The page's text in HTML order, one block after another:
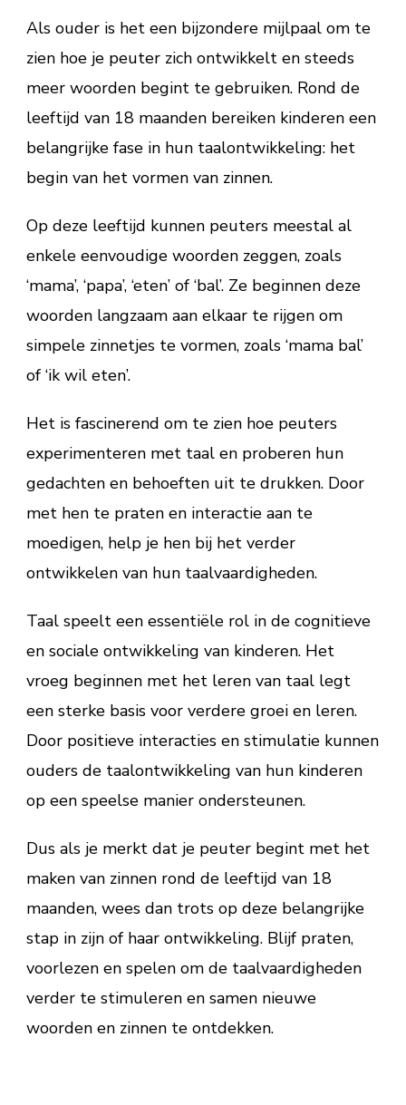
Als ouder is het een bijzondere mijlpaal om te
zien hoe je peuter zich ontwikkelt en steeds
meer woorden begint te gebruiken. Rond de
leeftijd van 18 maanden bereiken kinderen een
belangrijke fase in hun taalontwikkeling: het
begin van het vormen van zinnen.
Op deze leeftijd kunnen peuters meestal al
enkele eenvoudige woorden zeggen, zoals
‘mama’, ‘papa’, ‘eten’ of ‘bal’. Ze beginnen deze
woorden langzaam aan elkaar te rijgen om
simpele zinnetjes te vormen, zoals ‘mama bal’
of ‘ik wil eten’.
Het is fascinerend om te zien hoe peuters
experimenteren met taal en proberen hun
gedachten en behoeften uit te drukken. Door
met hen te praten en interactie aan te
moedigen, help je hen bij het verder
ontwikkelen van hun taalvaardigheden.
Taal speelt een essentiële rol in de cognitieve
en sociale ontwikkeling van kinderen. Het
vroeg beginnen met het leren van taal legt
een sterke basis voor verdere groei en leren.
Door positieve interacties en stimulatie kunnen
ouders de taalontwikkeling van hun kinderen
op een speelse manier ondersteunen.
Dus als je merkt dat je peuter begint met het
maken van zinnen rond de leeftijd van 18
maanden, wees dan trots op deze belangrijke
stap in zijn of haar ontwikkeling. Blijf praten,
voorlezen en spelen om de taalvaardigheden
verder te stimuleren en samen nieuwe
woorden en zinnen te ontdekken.